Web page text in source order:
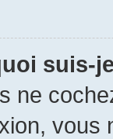
suis-
ne
vous